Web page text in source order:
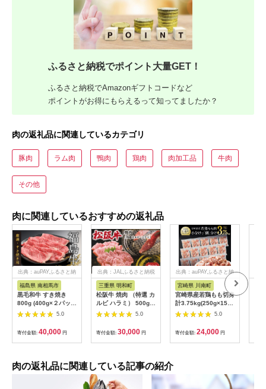
ふるさと納税でポイント大量GET！
ふるさと納税でAmazonギフトコードなど
ポイントがお得にもらえるって知ってましたか？
肉の返礼品に関連しているカテゴリ
豚肉 ラム肉 鴨肉 鶏肉 肉加工品 牛肉
その他
肉に関連しているおすすめの返礼品
出典：auPAYふるさと納
福島県 南相馬市
黒毛和牛 すき焼き
800g (400g×２パッ
ク) 福島牛 | 国産 肉
和牛 牛肉 霜降り 赤身
お肉 ギフト お取り寄
せ プレゼント 今野畜
産 福島 bp002-aa
5.0
寄付金額: 40,000 円
出典：JALふるさと納税
三重県 明和町
松阪牛 焼肉 （特選 カ
ルビ ハラミ） 500g
肉 牛 牛肉 和牛 ブラ
ンド牛 高級 国産 霜降
り 冷凍 ふるさと 人気
焼肉 焼肉用 BBQ バ
ーベキュー SS38
5.0
寄付金額: 30,000 円
出典：auPAYふるさと納
宮崎県 川南町
宮崎県産若鶏もも切身
計3.75kg(250g×15
袋) 肉 鶏 鶏肉 カット
5.0
寄付金額: 24,000 円
肉の返礼品に関連している記事の紹介